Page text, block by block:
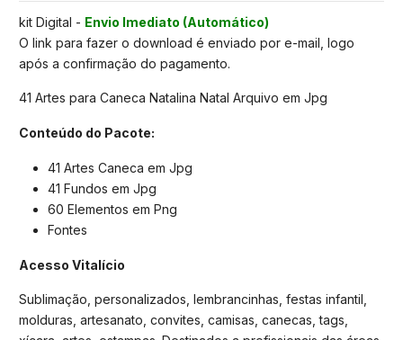
kit Digital - Envio Imediato (Automático)
O link para fazer o download é enviado por e-mail, logo
após a confirmação do pagamento.
41 Artes para Caneca Natalina Natal Arquivo em Jpg
Conteúdo do Pacote:
41 Artes Caneca em Jpg
41 Fundos em Jpg
60 Elementos em Png
Fontes
Acesso Vitalício
Sublimação, personalizados, lembrancinhas, festas infantil,
molduras, artesanato, convites, camisas, canecas, tags,